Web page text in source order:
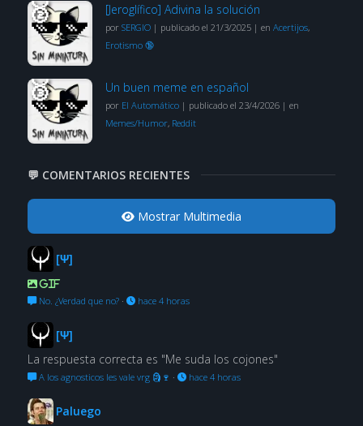
[Jeroglífico] Adivina la solución
por SERGIO| publicado el 21/3/2025| en Acertijos,
Erotismo 🔞
Un buen meme en español
por El Automático| publicado el 23/4/2026| en
Memes/Humor, Reddit
💬 COMENTARIOS RECIENTES
Mostrar Multimedia
[Ψ]
GIF
No. ¿Verdad que no?· hace 4 horas
[Ψ]
La respuesta correcta es "Me suda los cojones"
A los agnosticos les vale vrg 🗿🍷 · hace 4 horas
Paluego